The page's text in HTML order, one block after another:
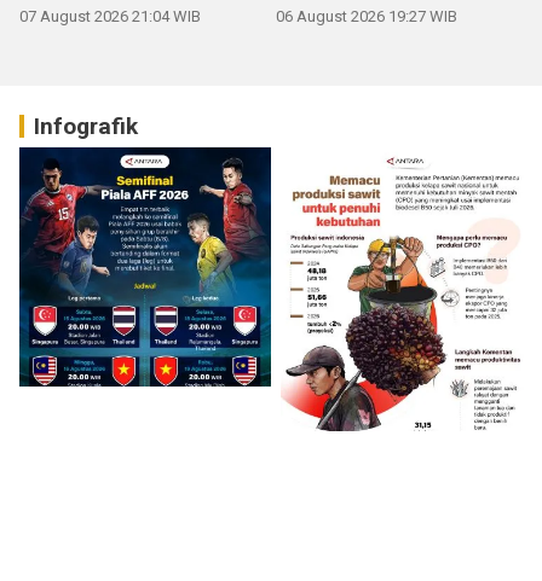
07 August 2026 21:04 WIB 06 August 2026 19:27 WIB
Infografik